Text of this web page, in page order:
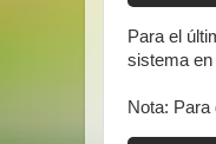
Para el
sistema en
Nota: